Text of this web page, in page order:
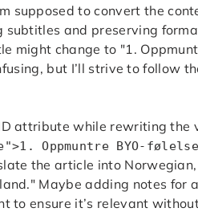
supposed to convert the
subtitles and preserving
might change to "1.
but I’ll strive to follow
attribute while rewriting the
Oppmuntre BYO-
the article into
Maybe adding notes for
to ensure it’s relevant